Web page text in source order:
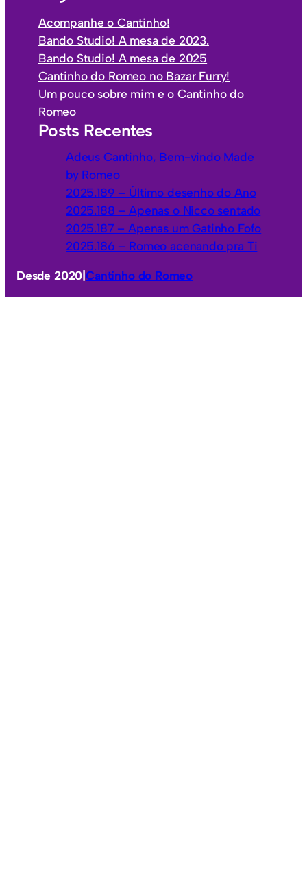
s
e
g
o
i
a
s
Acompanhe o Cantinho!
Bando Studio! A mesa de 2023.
Bando Studio! A mesa de 2025
Cantinho do Romeo no Bazar Furry!
Um pouco sobre mim e o Cantinho do
Romeo
Posts Recentes
Adeus Cantinho, Bem-vindo Made
by Romeo
2025.189 – Último desenho do Ano
2025.188 – Apenas o Nicco sentado
2025.187 – Apenas um Gatinho Fofo
2025.186 – Romeo acenando pra Ti
Desde 2020 |Cantinho do Romeo